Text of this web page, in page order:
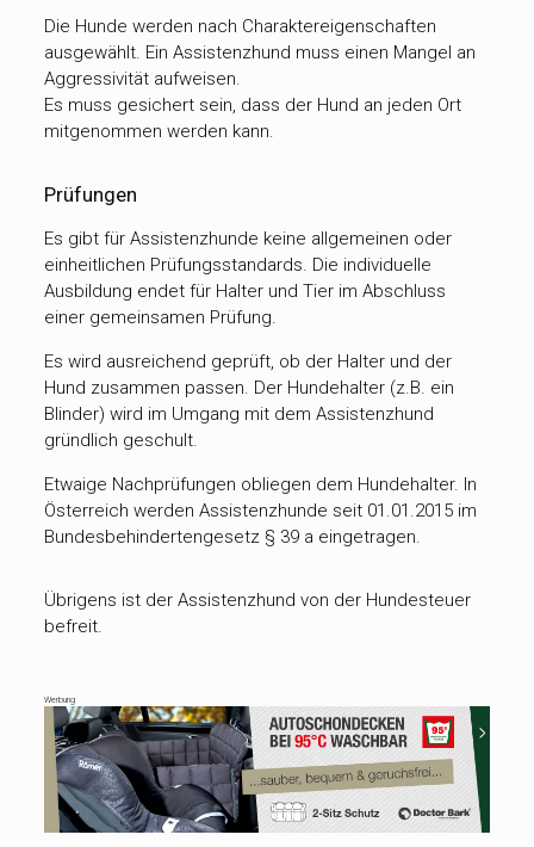
Die Hunde werden nach Charaktereigenschaften
ausgewählt. Ein Assistenzhund muss einen Mangel an
Aggressivität aufweisen.
Es muss gesichert sein, dass der Hund an jeden Ort
mitgenommen werden kann.
Prüfungen
Es gibt für Assistenzhunde keine allgemeinen oder
einheitlichen Prüfungsstandards. Die individuelle
Ausbildung endet für Halter und Tier im Abschluss
einer gemeinsamen Prüfung.
Es wird ausreichend geprüft, ob der Halter und der
Hund zusammen passen. Der Hundehalter (z.B. ein
Blinder) wird im Umgang mit dem Assistenzhund
gründlich geschult.
Etwaige Nachprüfungen obliegen dem Hundehalter. In
Österreich werden Assistenzhunde seit 01.01.2015 im
Bundesbehindertengesetz § 39 a eingetragen.
Übrigens ist der Assistenzhund von der Hundesteuer
befreit.
Werbung